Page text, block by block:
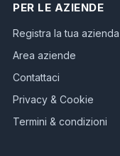
PER LE AZIENDE
Registra la tua azienda
Area aziende
Contattaci
Privacy & Cookie
Termini & condizioni